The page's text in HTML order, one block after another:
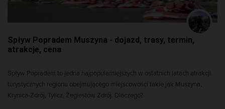
Spływ Popradem Muszyna - dojazd, trasy, termin,
atrakcje, cena
Spływ Popradem to jedna najpopularniejszych w ostatnich latach atrakcji
turystycznych regionu obejmującego miejscowości takie jak Muszyna,
Krynica-Zdrój, Tylicz, Żegiestów Zdrój. Dlaczego?